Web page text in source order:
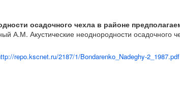
осадочного чехла в районе
А.М. Акустические неоднородности осадочного
repo.kscnet.ru/2187/1/Bondarenko_Nadeghy-2_1987.pdf